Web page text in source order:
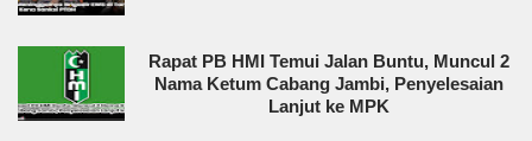
Rapat PB HMI Temui Jalan Buntu, Muncul 2
Nama Ketum Cabang Jambi, Penyelesaian
Lanjut ke MPK